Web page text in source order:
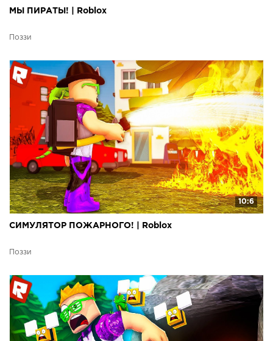
МЫ ПИРАТЫ! | Roblox
Поззи
10:6
СИМУЛЯТОР ПОЖАРНОГО! | Roblox
Поззи